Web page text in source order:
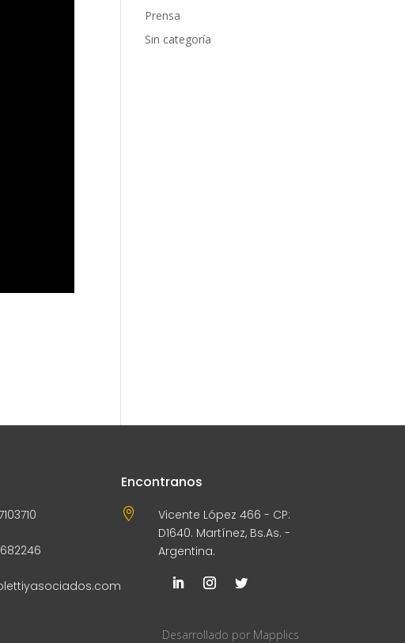
Prensa
Sin categoría
Encontranos

Vicente López 466 - CP:
D1640. Martínez, Bs.As. -
Argentina.
Desarrollado por Mapplics